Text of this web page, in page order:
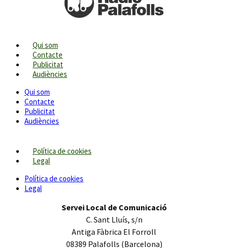
Qui som
Contacte
Publicitat
Audiències
Qui som
Contacte
Publicitat
Audiències
Política de cookies
Legal
Política de cookies
Legal
Servei Local de Comunicació
C. Sant Lluís, s/n
Antiga Fàbrica El Forroll
08389 Palafolls (Barcelona)